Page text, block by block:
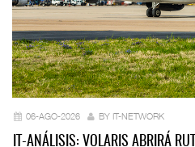
06-AGO-2026 BY IT-NETWORK
IT-ANÁLISIS: VOLARIS ABRIRÁ